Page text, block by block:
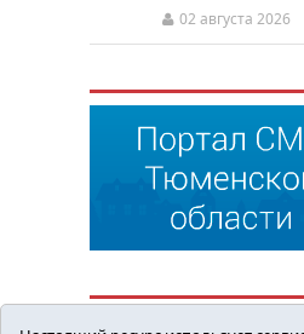
02 августа 2026